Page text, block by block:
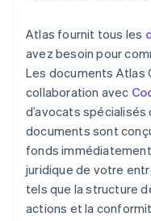
Atlas fournit tous les
avez besoin pour
Les documents Atlas
collaboration avec
d’avocats
documents sont
fonds
juridique de votre
tels que la structure
actions et la